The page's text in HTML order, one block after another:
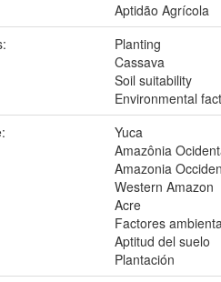
Aptidão Agrícola
Planting
Cassava
Soil suitability
Environmental
Yuca
Amazônia
Amazonia
Western Amazon
Acre
Factores
Aptitud del suelo
Plantación